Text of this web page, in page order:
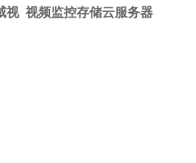
视频监控存储云服务器